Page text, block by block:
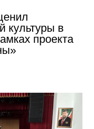
культуры в
проекта